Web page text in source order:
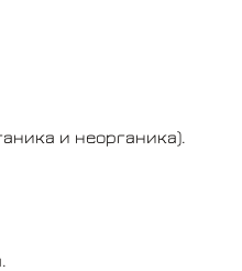
и неорганика).